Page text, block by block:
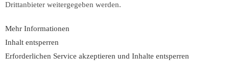
Drittanbieter weitergegeben werden.
Mehr Informationen
Inhalt entsperren
Erforderlichen Service akzeptieren und Inhalte entsperren